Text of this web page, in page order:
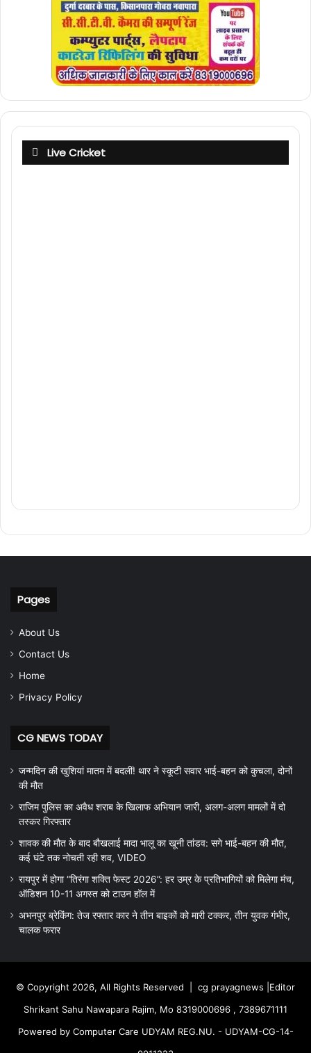
Live Cricket
Pages
About Us
Contact Us
Home
Privacy Policy
CG NEWS TODAY
जन्मदिन की खुशियां मातम में बदलीं! थार ने स्कूटी सवार भाई-बहन को कुचला, दोनों
की मौत
राजिम पुलिस का अवैध शराब के खिलाफ अभियान जारी, अलग-अलग मामलों में दो
तस्कर गिरफ्तार
शावक की मौत के बाद बौखलाई मादा भालू का खूनी तांडव: सगे भाई-बहन की मौत,
कई घंटे तक नोचती रही शव, VIDEO
रायपुर में होगा “तिरंगा शक्ति फेस्ट 2026”: हर उम्र के प्रतिभागियों को मिलेगा मंच,
ऑडिशन 10-11 अगस्त को टाउन हॉल में
अभनपुर ब्रेकिंग: तेज रफ्तार कार ने तीन बाइकों को मारी टक्कर, तीन युवक गंभीर,
चालक फरार
© Copyright 2026, All Rights Reserved | cg prayagnews |Editor
Shrikant Sahu Nawapara Rajim, Mo 8319000696 , 7389671111
Powered by Computer Care UDYAM REG.NU. - UDYAM-CG-14-